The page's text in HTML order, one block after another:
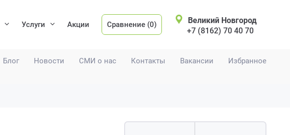
Блог Новости СМИ о нас Контакты Вакансии Избранное
Услуги Акции Сравнение (0)
Великий Новгород
+7 (8162) 70 40 70